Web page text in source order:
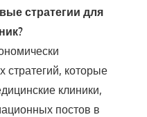
стратегии для
которые
клиники,
постов в